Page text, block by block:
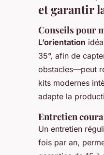
et garantir
Conseils pour
L’orientation
35°, afin de
obstacles—peut
kits modernes
adapte la
Entretien
Un entretien
fois par an,